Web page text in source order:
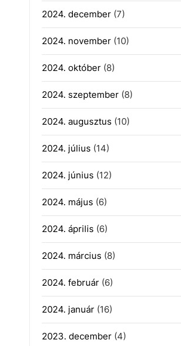
2024. december(7)
2024. november(10)
2024. október(8)
2024. szeptember(8)
2024. augusztus (10)
2024. július (14)
2024. június (12)
2024. május (6)
2024. április (6)
2024. március (8)
2024. február(6)
2024. január(16)
2023. december(4)